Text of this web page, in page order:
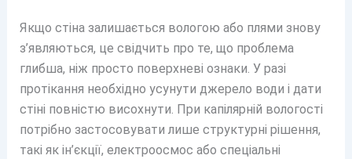
Якщо стіна залишається вологою або плями знову
з’являються, це свідчить про те, що проблема
глибша, ніж просто поверхневі ознаки. У разі
протікання необхідно усунути джерело води і дати
стіні повністю висохнути. При капілярній вологості
потрібно застосовувати лише структурні рішення,
такі як ін’єкції, електроосмос або спеціальні